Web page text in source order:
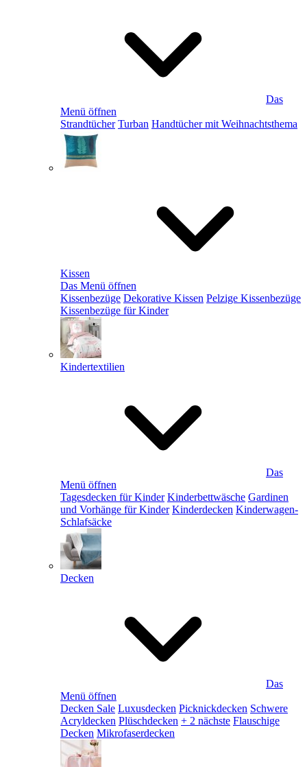
Das
Menü öffnen
Strandtücher Turban Handtücher mit Weihnachtsthema
Kissen
Das Menü öffnen
Kissenbezüge Dekorative Kissen Pelzige Kissenbezüge
Kissenbezüge für Kinder
Kindertextilien
Das
Menü öffnen
Tagesdecken für Kinder Kinderbettwäsche Gardinen
und Vorhänge für Kinder Kinderdecken Kinderwagen-
Schlafsäcke
Decken
Das
Menü öffnen
Decken Sale Luxusdecken Picknickdecken Schwere
Acryldecken Plüschdecken + 2 nächste Flauschige
Decken Mikrofaserdecken